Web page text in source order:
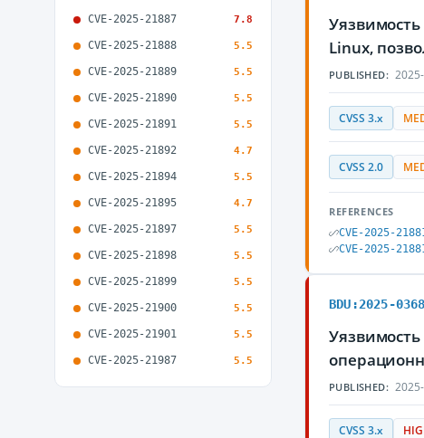
CVE-2025-21887 7.8
CVE-2025-21888 5.5
CVE-2025-21889 5.5
CVE-2025-21890 5.5
CVE-2025-21891 5.5
CVE-2025-21892 4.7
CVE-2025-21894 5.5
CVE-2025-21895 4.7
CVE-2025-21897 5.5
CVE-2025-21898 5.5
CVE-2025-21899 5.5
CVE-2025-21900 5.5
CVE-2025-21901 5.5
CVE-2025-21987 5.5
Linux,
PUBLISHED:
CVSS 3.x
CVSS 2.0
REFERENCES
CVE-2025-
CVE-2025-
BDU:2025-
PUBLISHED:
CVSS 3.x